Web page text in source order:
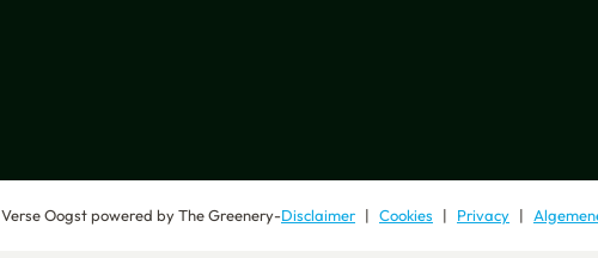
Verse Oogstpowered byThe Greenery-Disclaimer Cookies Privacy